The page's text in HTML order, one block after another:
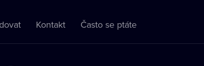
Kontakt Často se ptáte